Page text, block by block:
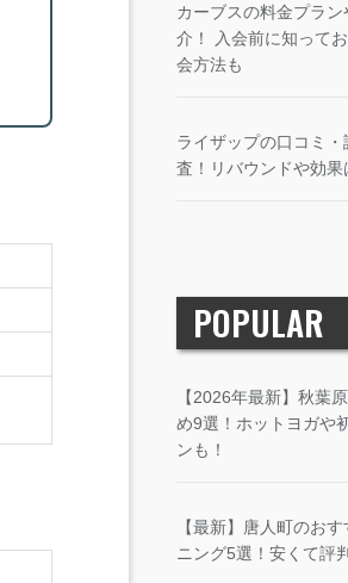
カーブスの料金プラ
介！ 入会前に知って
会方法も
ライザップの口コミ
査！リバウンドや効果
POPULAR
【2026年最新】秋葉
め9選！ホットヨガや
ンも！
【最新】唐人町のお
ニング5選！安くて評